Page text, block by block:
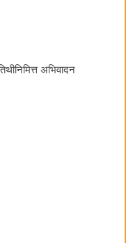
अभिवादन